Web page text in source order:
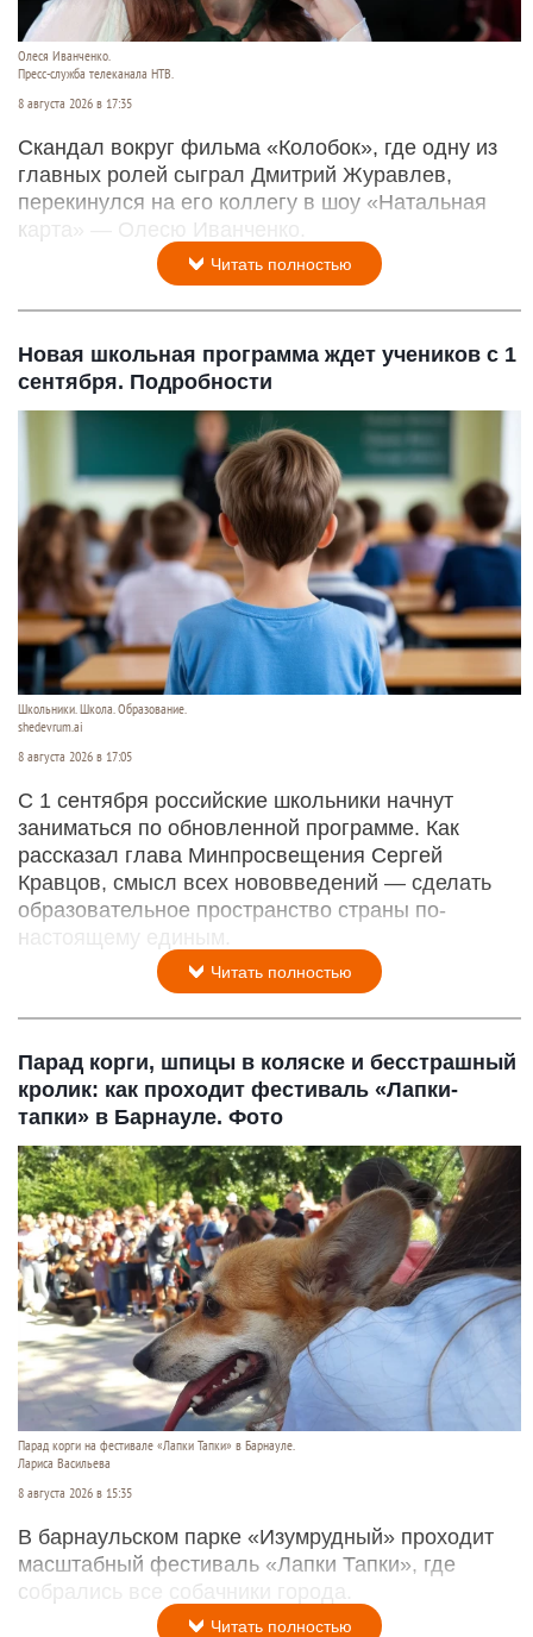
Олеся Иванченко.
Пресс-служба телеканала НТВ.
8 августа 2026 в 17:35
Скандал вокруг фильма «Колобок», где одну из
главных ролей сыграл Дмитрий Журавлев,
перекинулся на его коллегу в шоу «Натальная
карта» — Олесю Иванченко.
Читать полностью
Новая школьная программа ждет учеников с 1
сентября. Подробности
Школьники. Школа. Образование.
shedevrum.ai
8 августа 2026 в 17:05
С 1 сентября российские школьники начнут
заниматься по обновленной программе. Как
рассказал глава Минпросвещения Сергей
Кравцов, смысл всех нововведений — сделать
образовательное пространство страны по-
настоящему единым.
Читать полностью
Парад корги, шпицы в коляске и бесстрашный
кролик: как проходит фестиваль «Лапки-
тапки» в Барнауле. Фото
Парад корги на фестивале «Лапки Тапки» в Барнауле.
Лариса Васильева
8 августа 2026 в 15:35
В барнаульском парке «Изумрудный» проходит
масштабный фестиваль «Лапки Тапки», где
собрались все собачники города.
Читать полностью